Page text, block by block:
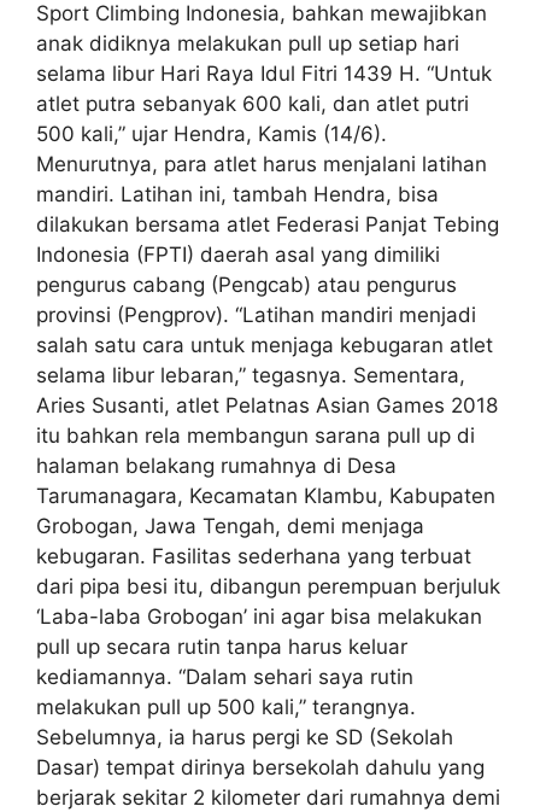
Sport Climbing Indonesia, bahkan mewajibkan
anak didiknya melakukan pull up setiap hari
selama libur Hari Raya Idul Fitri 1439 H. “Untuk
atlet putra sebanyak 600 kali, dan atlet putri
500 kali,” ujar Hendra, Kamis (14/6).
Menurutnya, para atlet harus menjalani latihan
mandiri. Latihan ini, tambah Hendra, bisa
dilakukan bersama atlet Federasi Panjat Tebing
Indonesia (FPTI) daerah asal yang dimiliki
pengurus cabang (Pengcab) atau pengurus
provinsi (Pengprov). “Latihan mandiri menjadi
salah satu cara untuk menjaga kebugaran atlet
selama libur lebaran,” tegasnya. Sementara,
Aries Susanti, atlet Pelatnas Asian Games 2018
itu bahkan rela membangun sarana pull up di
halaman belakang rumahnya di Desa
Tarumanagara, Kecamatan Klambu, Kabupaten
Grobogan, Jawa Tengah, demi menjaga
kebugaran. Fasilitas sederhana yang terbuat
dari pipa besi itu, dibangun perempuan berjuluk
‘Laba-laba Grobogan’ ini agar bisa melakukan
pull up secara rutin tanpa harus keluar
kediamannya. “Dalam sehari saya rutin
melakukan pull up 500 kali,” terangnya.
Sebelumnya, ia harus pergi ke SD (Sekolah
Dasar) tempat dirinya bersekolah dahulu yang
berjarak sekitar 2 kilometer dari rumahnya demi